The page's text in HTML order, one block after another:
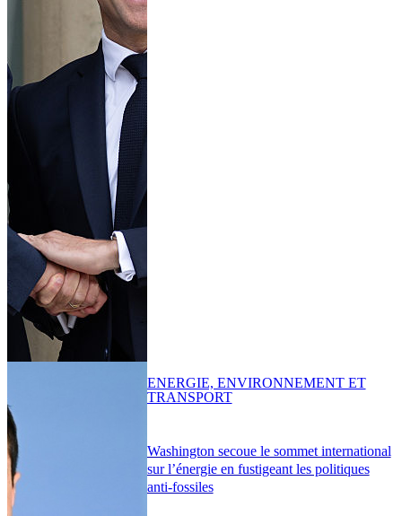
Washington secoue le sommet international
sur l’énergie en fustigeant les politiques
anti-fossiles
ENERGIE, ENVIRONNEMENT ET
TRANSPORT